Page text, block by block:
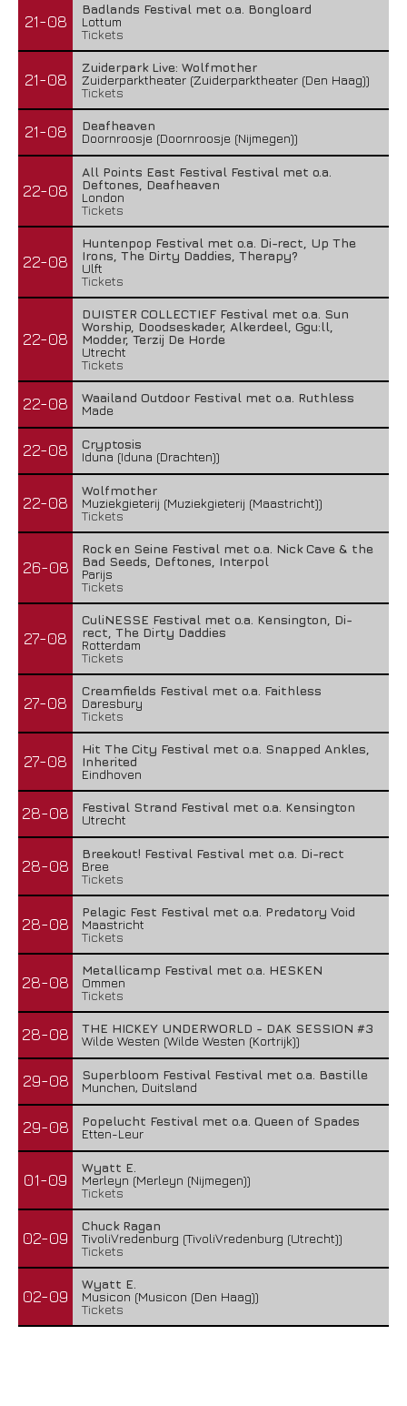
21-08
Badlands Festival met o.a. Bongloard
Lottum
Tickets
21-08
Zuiderpark Live: Wolfmother
Zuiderparktheater (Zuiderparktheater (Den Haag))
Tickets
21-08
Deafheaven
Doornroosje (Doornroosje (Nijmegen))
22-08
All Points East Festival Festival met o.a.
Deftones, Deafheaven
London
Tickets
22-08
Huntenpop Festival met o.a. Di-rect, Up The
Irons, The Dirty Daddies, Therapy?
Ulft
Tickets
22-08
DUISTER COLLECTIEF Festival met o.a. Sun
Worship, Doodseskader, Alkerdeel, Ggu:ll,
Modder, Terzij De Horde
Utrecht
Tickets
22-08
Waailand Outdoor Festival met o.a. Ruthless
Made
22-08
Cryptosis
Iduna (Iduna (Drachten))
22-08
Wolfmother
Muziekgieterij (Muziekgieterij (Maastricht))
Tickets
26-08
Rock en Seine Festival met o.a. Nick Cave & the
Bad Seeds, Deftones, Interpol
Parijs
Tickets
27-08
CuliNESSE Festival met o.a. Kensington, Di-
rect, The Dirty Daddies
Rotterdam
Tickets
27-08
Creamfields Festival met o.a. Faithless
Daresbury
Tickets
27-08
Hit The City Festival met o.a. Snapped Ankles,
Inherited
Eindhoven
28-08
Festival Strand Festival met o.a. Kensington
Utrecht
28-08
Breekout! Festival Festival met o.a. Di-rect
Bree
Tickets
28-08
Pelagic Fest Festival met o.a. Predatory Void
Maastricht
Tickets
28-08
Metallicamp Festival met o.a. HESKEN
Ommen
Tickets
28-08
THE HICKEY UNDERWORLD - DAK SESSION #3
Wilde Westen (Wilde Westen (Kortrijk))
29-08
Superbloom Festival Festival met o.a. Bastille
Munchen, Duitsland
29-08
Popelucht Festival met o.a. Queen of Spades
Etten-Leur
01-09
Wyatt E.
Merleyn (Merleyn (Nijmegen))
Tickets
02-09
Chuck Ragan
TivoliVredenburg (TivoliVredenburg (Utrecht))
Tickets
02-09
Wyatt E.
Musicon (Musicon (Den Haag))
Tickets